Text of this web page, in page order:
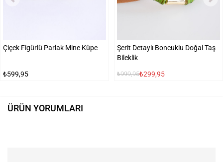
Çiçek Figürlü Parlak Mine Küpe
₺599,95
Şerit Detaylı Boncuklu Doğal Taş
Bileklik
₺999,95₺299,95
ÜRÜN YORUMLARI